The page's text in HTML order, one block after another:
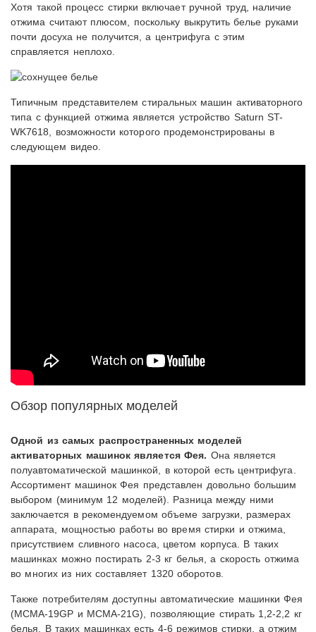
Хотя такой процесс стирки включает ручной труд, наличие
отжима считают плюсом, поскольку выкрутить белье руками
почти досуха не получится, а центрифуга с этим
справляется неплохо.
Типичным представителем стиральных машин активаторного
типа с функцией отжима является устройство Saturn ST-
WK7618, возможности которого продемонстрированы в
следующем видео.
Обзор популярных моделей
Одной из самых распространенных моделей
активаторных машинок является Фея. Она является
полуавтоматической машинкой, в которой есть центрифуга.
Ассортимент машинок Фея представлен довольно большим
выбором (минимум 12 моделей). Разница между ними
заключается в рекомендуемом объеме загрузки, размерах
аппарата, мощностью работы во время стирки и отжима,
присутствием сливного насоса, цветом корпуса. В таких
машинках можно постирать 2-3 кг белья, а скорость отжима
во многих из них составляет 1320 оборотов.
Также потребителям доступны автоматические машинки Фея
(MCMA-19GP и MCMA-21G), позволяющие стирать 1,2-2,2 кг
белья. В таких машинках есть 4-6 режимов стирки, а отжим